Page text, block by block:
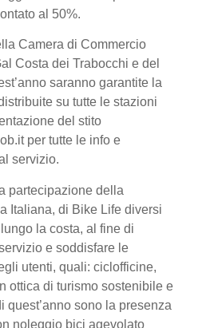
al 50%.
Camera di Commercio
Costa dei Trabocchi e del
saranno garantite la
su tutte le stazioni
del stito
per tutte le info e
servizio.
partecipazione della
Italiana, di Bike Life diversi
la costa, al fine di
e soddisfare le
utenti, quali: ciclofficine,
ottica di turismo sostenibile e
quest’anno sono la presenza
noleggio bici agevolato